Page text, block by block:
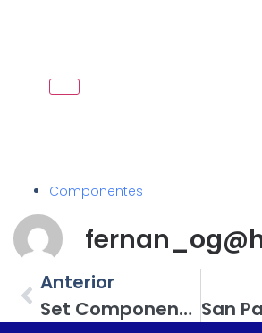
Componentes
Anterior
Set Componente Hertz, El Modelo Es PRO MPK 165.3 Y Se Ubica A Mitad Del Catálogo En La Gama Mille